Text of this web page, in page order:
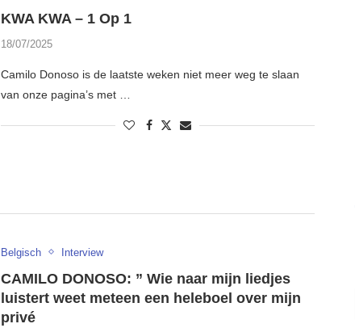
KWA KWA – 1 Op 1
18/07/2025
Camilo Donoso is de laatste weken niet meer weg te slaan
van onze pagina’s met …
Belgisch Interview
CAMILO DONOSO: ” Wie naar mijn liedjes
luistert weet meteen een heleboel over mijn
privé